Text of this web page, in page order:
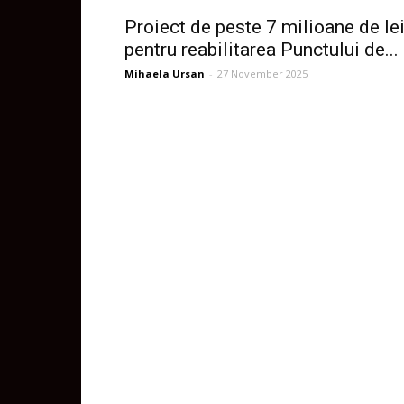
Proiect de peste 7 milioane de lei
pentru reabilitarea Punctului de...
Mihaela Ursan - 27 November 2025